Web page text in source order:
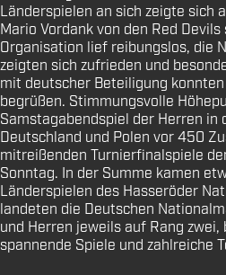
Länderspielen an sich zeigte sich
Mario Vordank von den Red Devils
Organisation lief reibungslos, die
zeigten sich zufrieden und
mit deutscher Beteiligung
begrüßen. Stimmungsvolle
Samstagabendspiel der Herren
Deutschland und Polen vor 450
mitreißenden Turnierfinalspiele
Sonntag. In der Summe kamen
Länderspielen des Hasseröder
landeten die Deutschen
und Herren jeweils auf Rang
spannende Spiele und zahlreiche